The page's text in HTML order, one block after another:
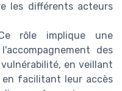
les différents acteurs
rôle implique une
des
en veillant
facilitant leur accès